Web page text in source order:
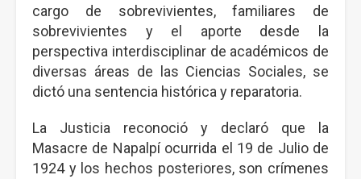
cargo de sobrevivientes, familiares de
sobrevivientes y el aporte desde la
perspectiva interdisciplinar de académicos de
diversas áreas de las Ciencias Sociales, se
dictó una sentencia histórica y reparatoria.
La Justicia reconoció y declaró que la
Masacre de Napalpí ocurrida el 19 de Julio de
1924 y los hechos posteriores, son crímenes